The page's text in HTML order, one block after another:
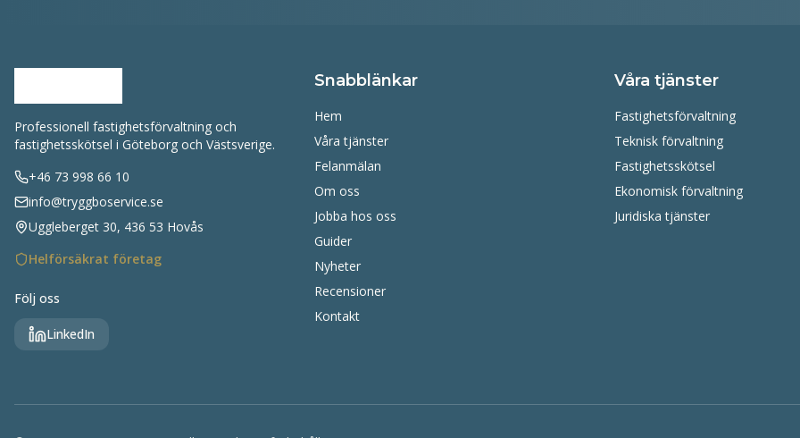
Professionell fastighetsförvaltning och
fastighetsskötsel i Göteborg och Västsverige.
+46 73 998 66 10
info@tryggboservice.se
Uggleberget 30, 436 53 Hovås
Helförsäkrat företag
Följ oss
LinkedIn
Snabblänkar
Hem
Våra tjänster
Felanmälan
Om oss
Jobba hos oss
Guider
Nyheter
Recensioner
Kontakt
Våra tjänster
Fastighetsförvaltning
Teknisk förvaltning
Fastighetsskötsel
Ekonomisk förvaltning
Juridiska tjänster